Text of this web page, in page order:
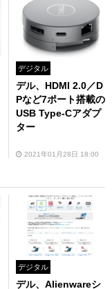
デジタル
デル、HDMI 2.0／D
Pなど7ポート搭載の
USB Type-Cアダプ
ター
2021年01月28日 18:00
デジタル
デル、Alienwareシ